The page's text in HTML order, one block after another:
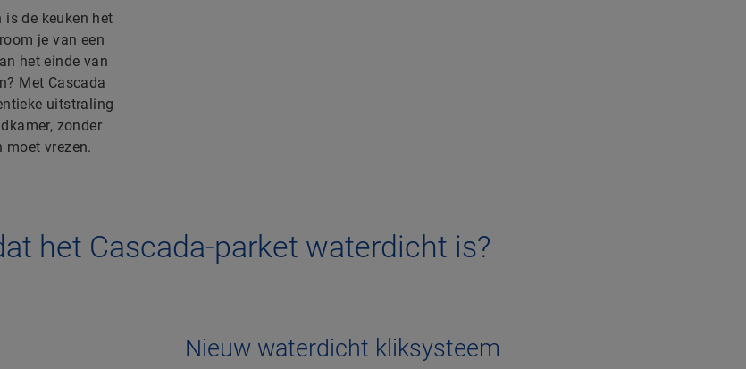
is de keuken het
je van een
het einde van
Met Cascada
uitstraling
zonder
moet vrezen.
het Cascada-parket waterdicht is?
Nieuw waterdicht kliksysteem